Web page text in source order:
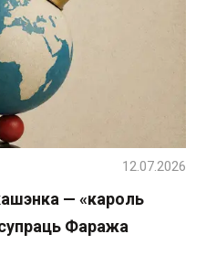
— «кароль
Фаража
12.07.2026